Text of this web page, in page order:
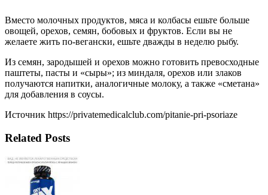
Вместо молочных продуктов, мяса и колбасы ешьте больше
овощей, орехов, семян, бобовых и фруктов. Если вы не
желаете жить по-вегански, ешьте дважды в неделю рыбу.
Из семян, зародышей и орехов можно готовить превосходные
паштеты, пасты и «сыры»; из миндаля, орехов или злаков
получаются напитки, аналогичные молоку, а также «сметана»
для добавления в соусы.
Источник https://privatemedicalclub.com/pitanie-pri-psoriaze
Related Posts